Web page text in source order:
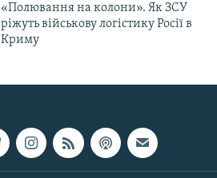
«Полювання на колони». Як ЗСУ
ріжуть військову логістику Росії в
Криму